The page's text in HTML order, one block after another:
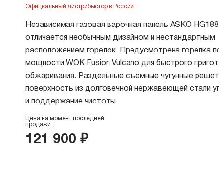
Asko Professional
Аксессуары
Независимая газовая варочная панель ASKO
отличается необычным дизайном и нестандартным
расположением горелок. Предусмотрена горелка
мощности WOK Fusion Vulcano для быстрого
обжаривания. Раздельные съемные чугунные
поверхность из долговечной нержавеющей стали
и поддержание чистоты.
Цена на момент последней
продажи :
121 900 ₽